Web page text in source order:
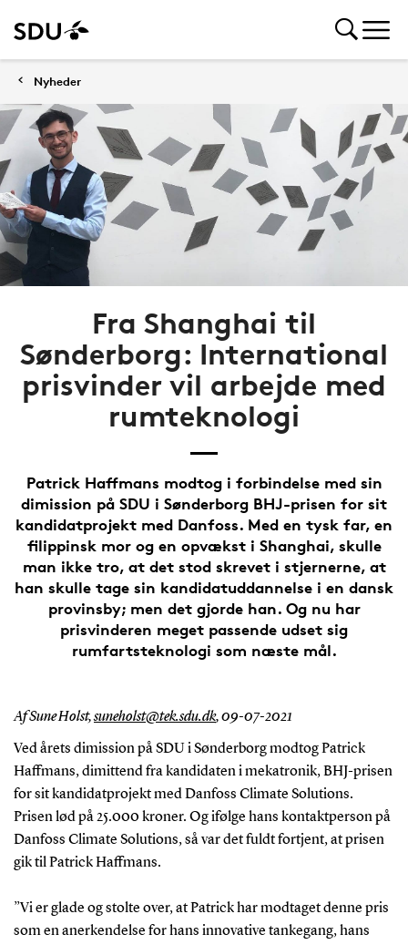
Nyheder
Fra Shanghai til
Sønderborg: International
prisvinder vil arbejde med
rumteknologi
Patrick Haffmans modtog i forbindelse med sin
dimission på SDU i Sønderborg BHJ-prisen for sit
kandidatprojekt med Danfoss. Med en tysk far, en
filippinsk mor og en opvækst i Shanghai, skulle
man ikke tro, at det stod skrevet i stjernerne, at
han skulle tage sin kandidatuddannelse i en dansk
provinsby; men det gjorde han. Og nu har
prisvinderen meget passende udset sig
rumfartsteknologi som næste mål.
Af Sune Holst,suneholst@tek.sdu.dk,09-07-2021
Ved årets dimission på SDU i Sønderborg modtog Patrick
Haffmans, dimittend fra kandidaten i mekatronik, BHJ-prisen
for sit kandidatprojekt med Danfoss Climate Solutions.
Prisen lød på 25.000 kroner. Og ifølge hans kontaktperson på
Danfoss Climate Solutions, så var det fuldt fortjent, at prisen
gik til Patrick Haffmans.
”Vi er glade og stolte over, at Patrick har modtaget denne pris
som en anerkendelse for hans innovative tankegang, hans